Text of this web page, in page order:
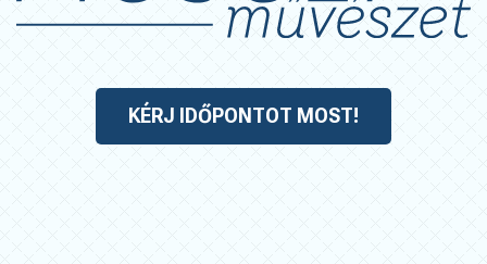
KÉRJ IDŐPONTOT MOST!